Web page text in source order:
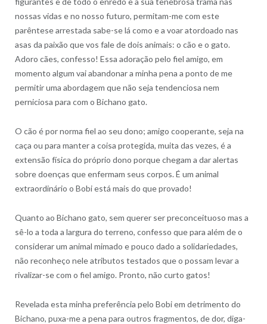
nossas vidas e no nosso futuro, permitam-me com este
parêntese arrestada sabe-se lá como e a voar atordoado nas
asas da paixão que vos fale de dois animais: o cão e o gato.
Adoro cães, confesso! Essa adoração pelo fiel amigo, em
momento algum vai abandonar a minha pena a ponto de me
permitir uma abordagem que não seja tendenciosa nem
perniciosa para com o Bichano gato.
O cão é por norma fiel ao seu dono; amigo cooperante, seja na
caça ou para manter a coisa protegida, muita das vezes, é a
extensão física do próprio dono porque chegam a dar alertas
sobre doenças que enfermam seus corpos. É um animal
extraordinário o Bobi está mais do que provado!
Quanto ao Bichano gato, sem querer ser preconceituoso mas a
sê-lo a toda a largura do terreno, confesso que para além de o
considerar um animal mimado e pouco dado a solidariedades,
não reconheço nele atributos testados que o possam levar a
rivalizar-se com o fiel amigo. Pronto, não curto gatos!
Revelada esta minha preferência pelo Bobi em detrimento do
Bichano, puxa-me a pena para outros fragmentos, de dor, diga-